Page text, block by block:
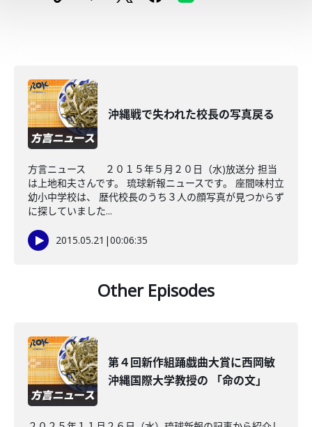
沖縄戦で失われた校長の写真戻る
方言ニュース ２０１５年５月２０日（水)放送分 担当
は上地和夫さんです。 琉球新報ニュースです。 座間味村立
幼小中学校は、 歴代校長のうち３人の顔写真が見つからず
に探していました...
2015.05.21 |00:06:35
Other Episodes
第４回新作組踊戯曲大賞に西岡敏
沖縄国際大学教授の 「命の文」